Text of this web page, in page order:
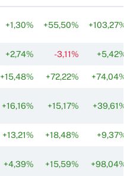
+1,30% +55,50% +103,27%
+2,74% -3,11% +5,42%
+15,48% +72,22% +74,04%
+16,16% +15,17% +39,61%
+13,21% +18,48% +9,37%
+4,39% +15,59% +98,04%